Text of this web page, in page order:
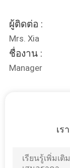
ติดต่อ
เรา
ผู้ติดต่อ :
Mrs. Xia
ชื่องาน :
Manager
เร